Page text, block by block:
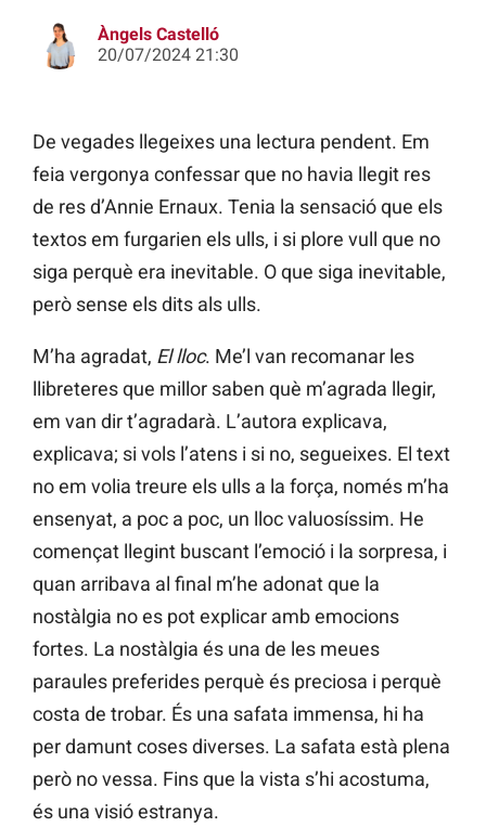
Àngels Castelló
20/07/2024 21:30
De vegades llegeixes una lectura pendent. Em
feia vergonya confessar que no havia llegit res
de res d’Annie Ernaux. Tenia la sensació que els
textos em furgarien els ulls, i si plore vull que no
siga perquè era inevitable. O que siga inevitable,
però sense els dits als ulls.
M’ha agradat, El lloc. Me’l van recomanar les
llibreteres que millor saben què m’agrada llegir,
em van dir t’agradarà. L’autora explicava,
explicava; si vols l’atens i si no, segueixes. El text
no em volia treure els ulls a la força, només m’ha
ensenyat, a poc a poc, un lloc valuosíssim. He
començat llegint buscant l’emoció i la sorpresa, i
quan arribava al final m’he adonat que la
nostàlgia no es pot explicar amb emocions
fortes. La nostàlgia és una de les meues
paraules preferides perquè és preciosa i perquè
costa de trobar. És una safata immensa, hi ha
per damunt coses diverses. La safata està plena
però no vessa. Fins que la vista s’hi acostuma,
és una visió estranya.